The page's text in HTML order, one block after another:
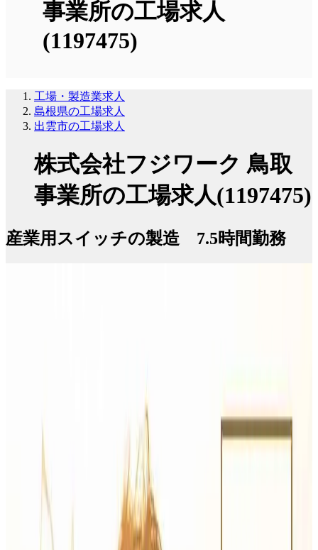
事業所の工場求人
(1197475)
工場・製造業求人
島根県の工場求人
出雲市の工場求人
株式会社フジワーク 鳥取
事業所の工場求人(1197475)
産業用スイッチの製造 7.5時間勤務